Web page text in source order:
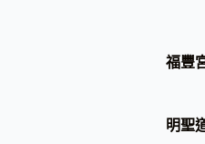
福豐
明聖